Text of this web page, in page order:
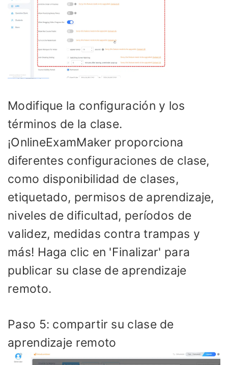
Modifique la configuración y los
términos de la clase.
¡OnlineExamMaker proporciona
diferentes configuraciones de clase,
como disponibilidad de clases,
etiquetado, permisos de aprendizaje,
niveles de dificultad, períodos de
validez, medidas contra trampas y
más! Haga clic en 'Finalizar' para
publicar su clase de aprendizaje
remoto.
Paso 5: compartir su clase de
aprendizaje remoto